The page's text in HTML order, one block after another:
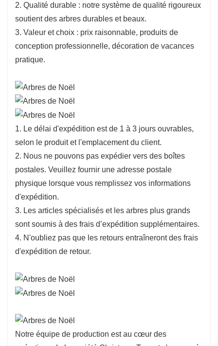
2. Qualité durable : notre système de qualité rigoureux
soutient des arbres durables et beaux.
3. Valeur et choix : prix raisonnable, produits de
conception professionnelle, décoration de vacances
pratique.
1. Le délai d'expédition est de 1 à 3 jours ouvrables,
selon le produit et l'emplacement du client.
2. Nous ne pouvons pas expédier vers des boîtes
postales. Veuillez fournir une adresse postale
physique lorsque vous remplissez vos informations
d'expédition.
3. Les articles spécialisés et les arbres plus grands
sont soumis à des frais d’expédition supplémentaires.
4. N'oubliez pas que les retours entraîneront des frais
d'expédition de retour.
Notre équipe de production est au cœur des